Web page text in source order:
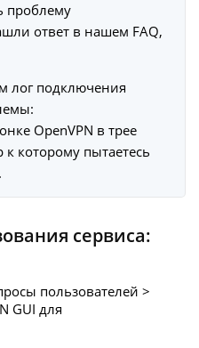
проблему
ответ в нашем FAQ,
лог подключения
OpenVPN в трее
которому пытаетесь
сервиса:
пользователей >
GUI для